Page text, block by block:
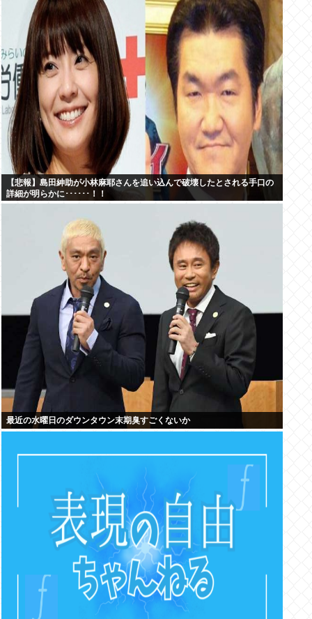
【悲報】島田紳助が小林麻耶さんを追い込んで破壊したとされる手口の
詳細が明らかに･･････！！
最近の水曜日のダウンタウン末期臭すごくないか